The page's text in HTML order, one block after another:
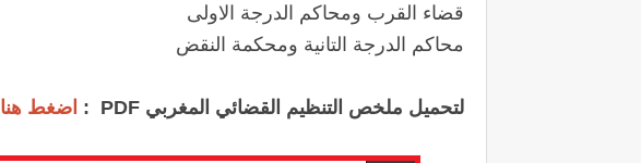
قضاء القرب ومحاكم الدرجة الاولى
محاكم الدرجة التانية ومحكمة النقض
لتحميل ملخص التنظيم القضائي المغربي PDF : اضغط هنا